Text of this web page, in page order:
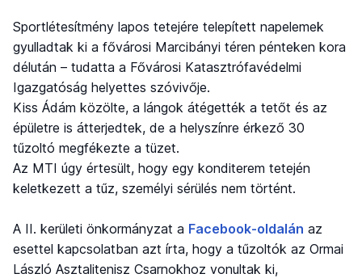
Sportlétesítmény lapos tetejére telepített napelemek
gyulladtak ki a fővárosi Marcibányi téren pénteken kora
délután – tudatta a Fővárosi Katasztrófavédelmi
Igazgatóság helyettes szóvivője.
Kiss Ádám közölte, a lángok átégették a tetőt és az
épületre is átterjedtek, de a helyszínre érkező 30
tűzoltó megfékezte a tüzet.
Az MTI úgy értesült, hogy egy konditerem tetején
keletkezett a tűz, személyi sérülés nem történt.
A II. kerületi önkormányzat a Facebook-oldalán az
esettel kapcsolatban azt írta, hogy a tűzoltók az Ormai
László Asztalitenisz Csarnokhoz vonultak ki,